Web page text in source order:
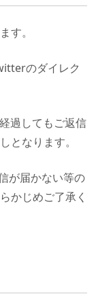
す。
のダイレク
過してもご返信
となります。
が届かない等の
かじめご了承く